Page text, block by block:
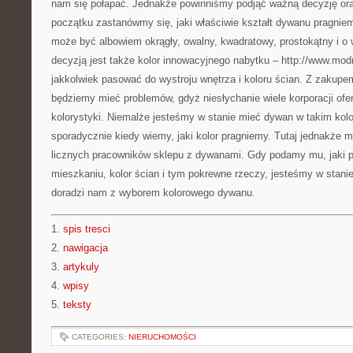
nam się połapać. Jednakże powinniśmy podjąć ważną decyzję
początku zastanówmy się, jaki właściwie kształt dywanu
może być albowiem okrągły, owalny, kwadratowy, prostokątny i
decyzją jest także kolor innowacyjnego nabytku – http://
jakkolwiek pasować do wystroju wnętrza i koloru ścian. Z
będziemy mieć problemów, gdyż niesłychanie wiele korporacji
kolorystyki. Niemalże jesteśmy w stanie mieć dywan w takim
sporadycznie kiedy wiemy, jaki kolor pragniemy. Tutaj jednakże
licznych pracowników sklepu z dywanami. Gdy podamy mu, jaki
mieszkaniu, kolor ścian i tym pokrewne rzeczy, jesteśmy w
doradzi nam z wyborem kolorowego dywanu.
1. spis tresci
2. nawigacja
3. artykuly
4. wpisy
5. teksty
CATEGORIES: NIERUCHOMOŚCI